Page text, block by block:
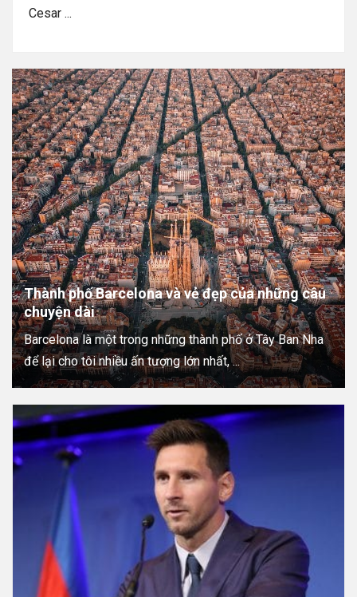
Cesar ...
Thành phố Barcelona và vẻ đẹp của những câu
chuyện dài
Barcelona là một trong những thành phố ở Tây Ban Nha
để lại cho tôi nhiều ấn tượng lớn nhất, ...